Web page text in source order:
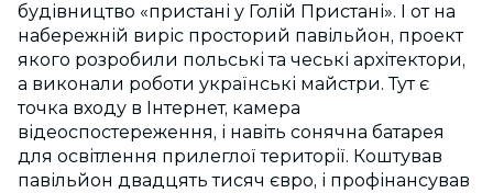
будівництво «пристані у Голій Пристані». І от на
набережній виріс просторий павільйон, проект
якого розробили польські та чеські архітектори,
а виконали роботи українські майстри. Тут є
точка входу в Інтернет, камера
відеоспостереження, і навіть сонячна батарея
для освітлення прилеглої території. Коштував
павільйон двадцять тисяч євро, і профінансував